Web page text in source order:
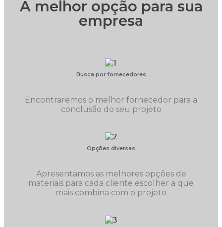
A melhor opção para sua
empresa
Busca por fornecedores
Encontraremos o melhor fornecedor para a
conclusão do seu projeto
Opções diversas
Apresentamos as melhores opções de
materiais para cada cliente escolher a que
mais combina com o projeto